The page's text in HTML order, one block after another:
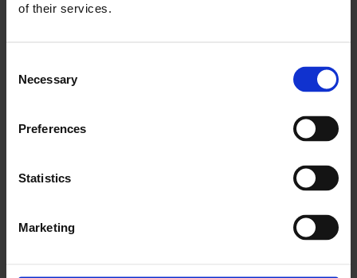
of their services.
Selection
Necessary
Preferences
Statistics
MarketingLearn more